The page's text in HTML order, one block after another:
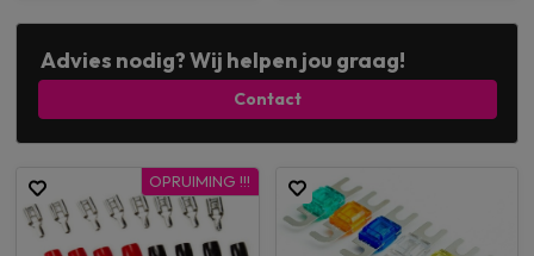
Advies nodig? Wij helpen jou graag!
Contact
OPRUIMING !!!